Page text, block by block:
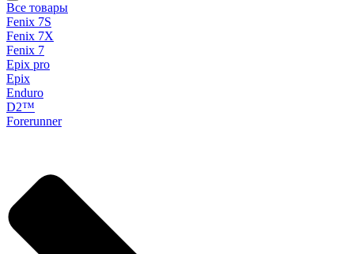
Все товары
Fenix 7S
Fenix 7X
Fenix 7
Epix pro
Epix
Enduro
D2™
Forerunner